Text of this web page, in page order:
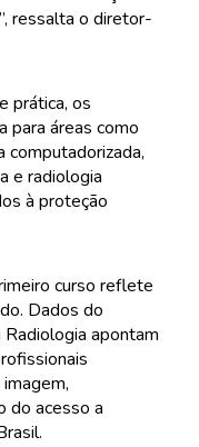
ressalta o diretor-
prática, os
para áreas como
computadorizada,
e radiologia
à proteção
curso reflete
Dados do
apontam
do acesso a